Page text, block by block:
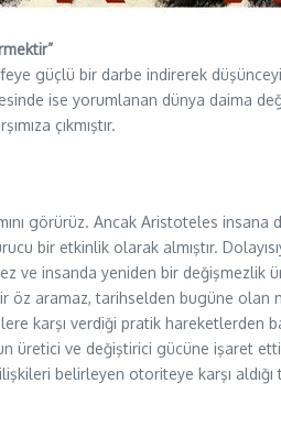
güçlü bir darbe indirerek
ise yorumlanan dünya daima
çıkmıştır.
görürüz. Ancak Aristoteles insana
bir etkinlik olarak almıştır.
ve insanda yeniden bir
aramaz, tarihselden bugüne olan
karşı verdiği pratik hareketlerden
ve değiştirici gücüne işaret
belirleyen otoriteye karşı aldığı